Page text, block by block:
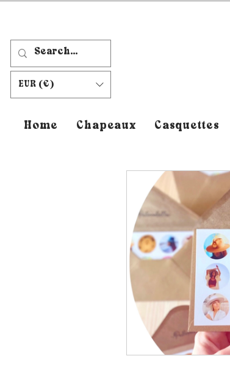
EUR (€)
Home Chapeaux Casquettes